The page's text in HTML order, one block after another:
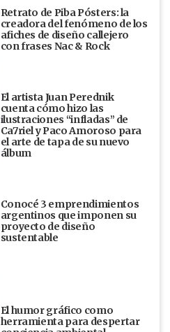
Retrato de Piba Pósters: la
creadora del fenómeno de los
afiches de diseño callejero
con frases Nac & Rock
El artista Juan Perednik
cuenta cómo hizo las
ilustraciones “infladas” de
Ca7riel y Paco Amoroso para
el arte de tapa de su nuevo
álbum
Conocé 3 emprendimientos
argentinos que imponen su
proyecto de diseño
sustentable
El humor gráfico como
herramienta para despertar